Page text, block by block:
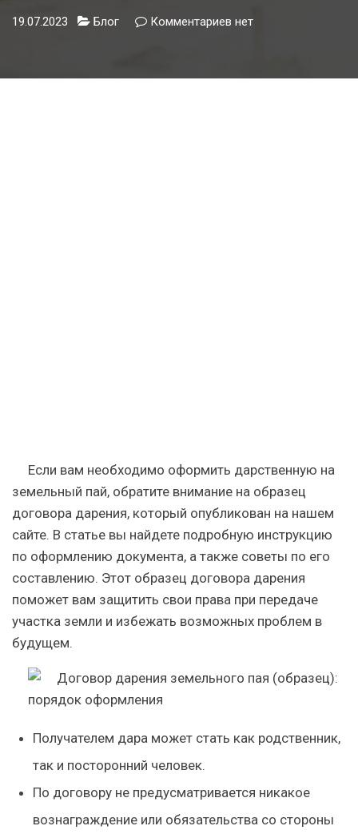
19.07.2023 Блог Комментариев кнет
Если вам необходимо оформить дарственную на
земельный пай, обратите внимание на образец
договора дарения, который опубликован на нашем
сайте. В статье вы найдете подробную инструкцию
по оформлению документа, а также советы по его
составлению. Этот образец договора дарения
поможет вам защитить свои права при передаче
участка земли и избежать возможных проблем в
будущем.
Получателем дара может стать как родственник,
так и посторонний человек.
По договору не предусматривается никакое
вознаграждение или обязательства со стороны